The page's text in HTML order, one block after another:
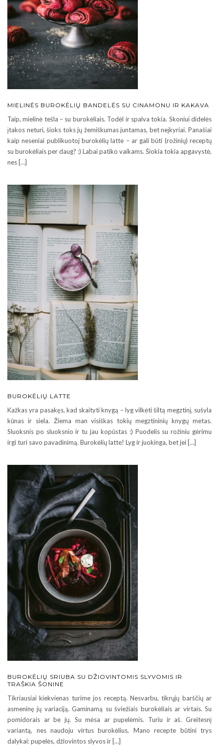
MIELINĖS BUROKĖLIŲ BANDELĖS SU CINAMONU IR KAKAVA
Taip, mielinė tešla – su burokėliais. Todėl ir spalva tokia. Skoniui didelės
įtakos neturi, šioks toks jų žemiškumas juntamas, bet neįkyriai. Panašiai
kaip neseniai publikuotoj burokėlių latte – ar gali būti (rožinių) receptų
su burokėliais per daug? :) Labai patiko vaikams. Šiokia tokia apgavystė,
nes […]
BUROKĖLIŲ LATTE
Kažkas yra pasakęs, kad skaityti knygą – lyg vilkėti šiltą megztinį, sušyla
kūnas ir siela. Žiema man visiškas tokių megztininių knygų metas.
Sluoksnis po sluoksnio ir tu jau kopūstas :) Puodelis su rožiniu gėrimu
irgi turi savo pavadinimą. Burokėlių latte! Lyg ir juokinga, bet jei […]
BUROKĖLIŲ SRIUBA SU DŽIOVINTOMIS SLYVOMIS IR
TRAŠKIA ŠONINE
Tikriausiai kiekvienas turime jos receptą. Nesvarbu, tikrųjų barščių ar
asmeninę jų variaciją. Gaminamą su šviežiais burokėliais ar virtais. Su
pomidorais ar be jų. Su mėsa ar pupelėmis. Turiu ir aš. Greitesnį
variantą, nes naudoju virtus burokėlius. Mano recepte būtini trys
dalykai: pupelės, džiovintos slyvos ir […]